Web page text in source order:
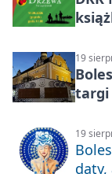
19
targi
19
daty,